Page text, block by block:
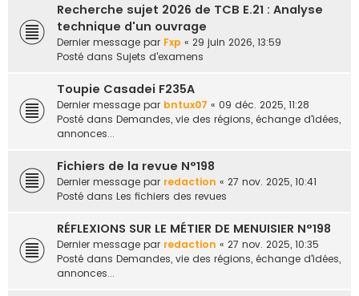
Recherche sujet 2026 de TCB E.21 : Analyse
technique d'un ouvrage
Dernier message par Fxp « 29 juin 2026, 13:59
Posté dans Sujets d'examens
Toupie Casadei F235A
Dernier message par bntux07 « 09 déc. 2025, 11:28
Posté dans Demandes, vie des régions, échange d'idées,
annonces...
Fichiers de la revue N°198
Dernier message par redaction « 27 nov. 2025, 10:41
Posté dans Les fichiers des revues
RÉFLEXIONS SUR LE MÉTIER DE MENUISIER N°198
Dernier message par redaction « 27 nov. 2025, 10:35
Posté dans Demandes, vie des régions, échange d'idées,
annonces...